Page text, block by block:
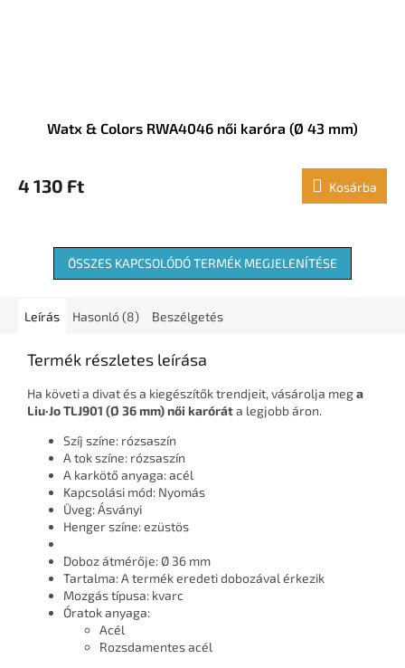
Watx & Colors RWA4046 női karóra (Ø 43 mm)
4 130 Ft Kosárba
ÖSSZES KAPCSOLÓDÓ TERMÉK MEGJELENÍTÉSE
Leírás Hasonló (8) Beszélgetés
Termék részletes leírása
Ha követi a divat és a kiegészítők trendjeit, vásárolja mega
Liu·Jo TLJ901 (Ø 36 mm) női karóráta legjobb áron.
Szíj színe: rózsaszín
A tok színe: rózsaszín
A karkötő anyaga: acél
Kapcsolási mód: Nyomás
Üveg: Ásványi
Henger színe: ezüstös
Doboz átmérője: Ø 36 mm
Tartalma: A termék eredeti dobozával érkezik
Mozgás típusa: kvarc
Óratok anyaga:
Acél
Rozsdamentes acél